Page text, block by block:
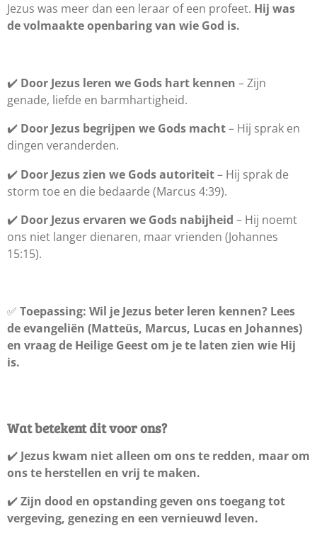
Jezus was meer dan een leraar of een profeet. Hij was
de volmaakte openbaring van wie God is.
✔️ Door Jezus leren we Gods hart kennen – Zijn
genade, liefde en barmhartigheid.
✔️ Door Jezus begrijpen we Gods macht– Hij sprak en
dingen veranderden.
✔️ Door Jezus zien we Gods autoriteit– Hij sprak de
storm toe en die bedaarde (Marcus 4:39).
✔️ Door Jezus ervaren we Gods nabijheid – Hij noemt
ons niet langer dienaren, maar vrienden (Johannes
15:15).
✅ Toepassing: Wil je Jezus beter leren kennen? Lees
de evangeliën (Matteüs, Marcus, Lucas en Johannes)
en vraag de Heilige Geest om je te laten zien wie Hij
is.
Wat betekent dit voor ons?
✔️ Jezus kwam niet alleen om ons te redden, maar om
ons te herstellen en vrij te maken.
✔️Zijn dood en opstanding geven ons toegang tot
vergeving, genezing en een vernieuwd leven.